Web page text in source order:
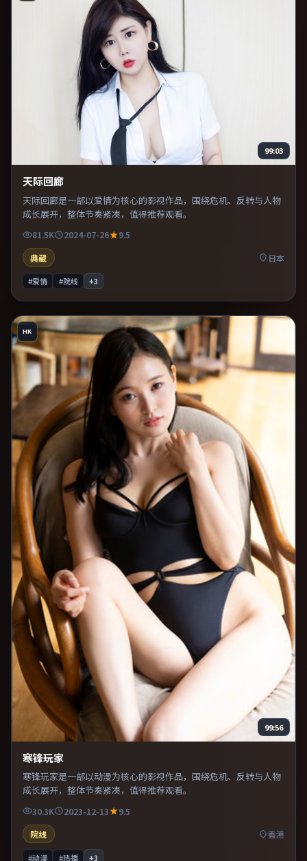
99:03
天际回廊
天际回廊是一部以爱情为核心的影视作品，围绕危机、反转与人物
成长展开，整体节奏紧凑，值得推荐观看。
81.5K 2024-07-26
9.5
典藏
日本
#爱情 #院线 +3
HK
99:56
寒锋玩家
寒锋玩家是一部以动漫为核心的影视作品，围绕危机、反转与人物
成长展开，整体节奏紧凑，值得推荐观看。
30.3K 2023-12-13
9.5
院线
香港
#动漫 #热播 +3